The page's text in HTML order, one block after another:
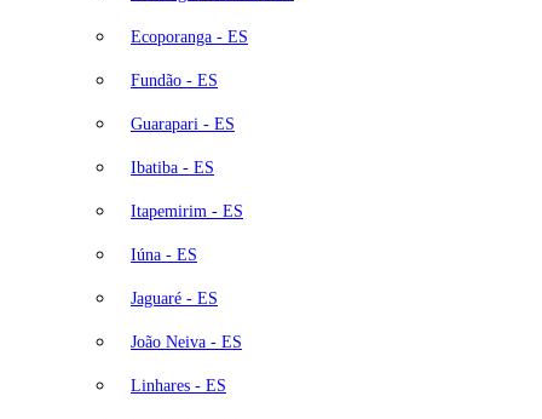
Ecoporanga - ES
Fundão - ES
Guarapari - ES
Ibatiba - ES
Itapemirim - ES
Iúna - ES
Jaguaré - ES
João Neiva - ES
Linhares - ES